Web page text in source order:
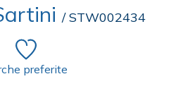
/ STW002434
preferite